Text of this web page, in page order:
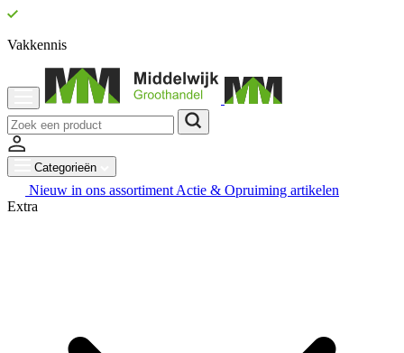
Vakkennis
Categorieën
Nieuw in ons assortiment Actie & Opruiming artikelen
Extra